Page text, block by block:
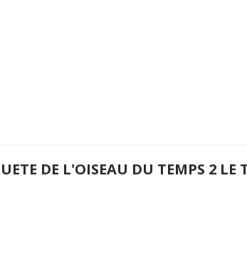
DE L'OISEAU DU TEMPS 2 LE